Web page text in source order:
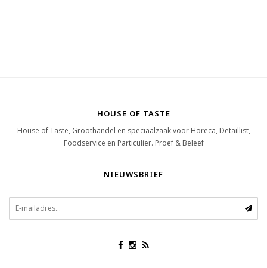
HOUSE OF TASTE
House of Taste, Groothandel en speciaalzaak voor Horeca, Detaillist,
Foodservice en Particulier. Proef & Beleef
NIEUWSBRIEF